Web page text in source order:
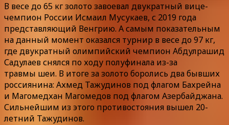
В весе до 65 кг золото завоевал двукратный вице-
чемпион России Исмаил Мусукаев, с 2019 года
представляющий Венгрию. А самым показательным
на данный момент оказался турнир в весе до 97 кг,
где двукратный олимпийский чемпион Абдулрашид
Садулаев снялся по ходу полуфинала из-за
травмы шеи. В итоге за золото боролись два бывших
россиянина: Ахмед Тажудинов под флагом Бахрейна
и Магомедхан Магомедов под флагом Азербайджана.
Сильнейшим из этого противостояния вышел 20-
летний Тажудинов.